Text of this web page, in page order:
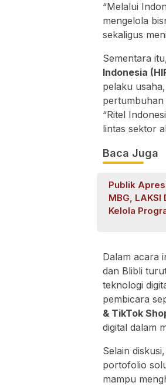
“Melalui
mengelola
sekaligus
Sementara
Indonesia
pelaku
pertumbuhan
“Ritel
lintas sektor
Baca Juga
Publik
MBG, LAKSI
Kelola
Dalam acara
dan Blibli
teknologi
pembicara
& TikTok
digital dalam
Selain
portofolio
mampu